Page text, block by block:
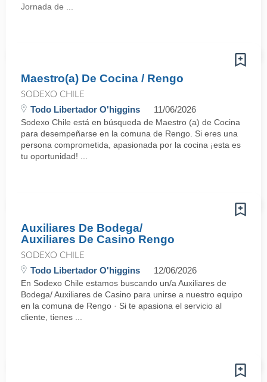
Jornada de ...
Maestro(a) De Cocina / Rengo
SODEXO CHILE
Todo Libertador O'higgins 11/06/2026
Sodexo Chile está en búsqueda de Maestro (a) de Cocina
para desempeñarse en la comuna de Rengo. Si eres una
persona comprometida, apasionada por la cocina ¡esta es
tu oportunidad! ...
Auxiliares De Bodega/
Auxiliares De Casino Rengo
SODEXO CHILE
Todo Libertador O'higgins 12/06/2026
En Sodexo Chile estamos buscando un/a Auxiliares de
Bodega/ Auxiliares de Casino para unirse a nuestro equipo
en la comuna de Rengo · Si te apasiona el servicio al
cliente, tienes ...